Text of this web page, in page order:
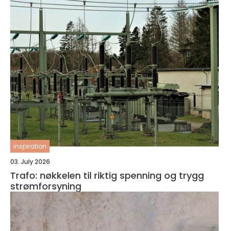
inspiration
03. July 2026
Trafo: nøkkelen til riktig spenning og trygg
strømforsyning